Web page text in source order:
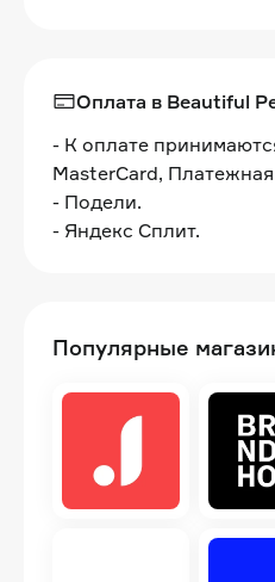
Оплата в Beautiful
- К оплате
MasterCard,
- Подели.
- Яндекс Сплит.
Популярные